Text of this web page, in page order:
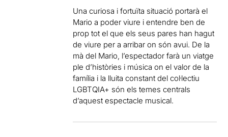
Una curiosa i fortuïta situació portarà el
Mario a poder viure i entendre ben de
prop tot el que els seus pares han hagut
de viure per a arribar on són avui. De la
mà del Mario, l’espectador farà un viatge
ple d’històries i música on el valor de la
família i la lluita constant del col·lectiu
LGBTQIA+ són els temes centrals
d’aquest espectacle musical.